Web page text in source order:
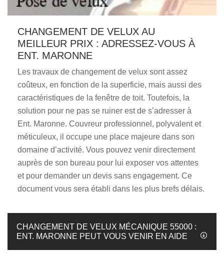
CHANGEMENT DE VELUX AU
MEILLEUR PRIX : ADRESSEZ-VOUS À
ENT. MARONNE
Les travaux de changement de velux sont assez
coûteux, en fonction de la superficie, mais aussi des
caractéristiques de la fenêtre de toit. Toutefois, la
solution pour ne pas se ruiner est de s’adresser à
Ent. Maronne. Couvreur professionnel, polyvalent et
méticuleux, il occupe une place majeure dans son
domaine d’activité. Vous pouvez venir directement
auprès de son bureau pour lui exposer vos attentes
et pour demander un devis sans engagement. Ce
document vous sera établi dans les plus brefs délais.
CHANGEMENT DE VELUX MÉCANIQUE 55000 :
ENT. MARONNE PEUT VOUS VENIR EN AIDE